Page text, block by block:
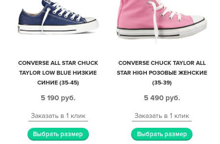
CONVERSE ALL STAR CHUCK
TAYLOR LOW BLUE НИЗКИЕ
СИНИЕ (35-45)
5 190 руб.
Заказать в 1 клик
Выбрать размер
CONVERSE CHUCK TAYLOR ALL
STAR HIGH РОЗОВЫЕ ЖЕНСКИЕ
(35-39)
5 490 руб.
Заказать в 1 клик
Выбрать размер